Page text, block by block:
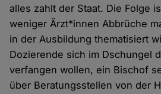
alles zahlt der Staat. Die Folge
weniger Ärzt*innen Abbrüche
in der Ausbildung thematisiert
Dozierende sich im Dschungel
verfangen wollen, ein Bischof
über Beratungsstellen von der